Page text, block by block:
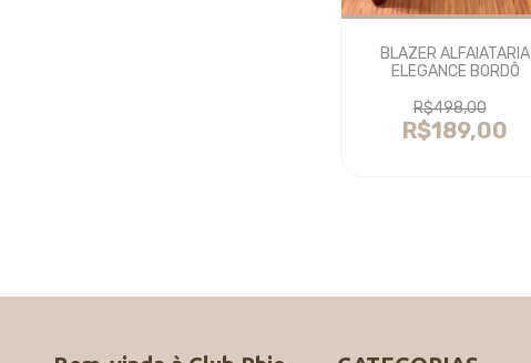
BLAZER ALFAIATARIA
ELEGANCE BORDÔ
R$498,00
R$189,00